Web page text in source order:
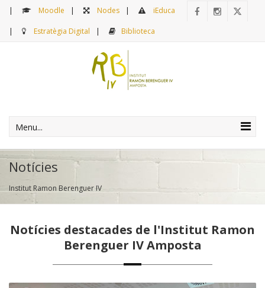
Moodle Nodes iEduca
Estratègia Digital Biblioteca
Menu...
Notícies
Institut Ramon Berenguer IV
Notícies destacades de l'Institut Ramon
Berenguer IV Amposta